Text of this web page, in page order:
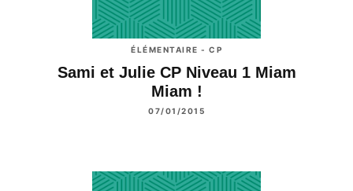
ÉLÉMENTAIRE - CP
Sami et Julie CP Niveau 1 Miam
Miam !
07/01/2015